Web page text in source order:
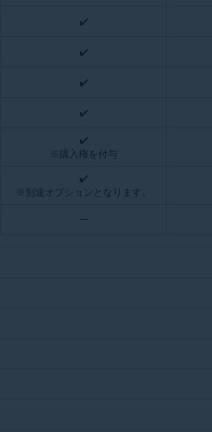
✔️️️️
✔️️️️
✔️️️️
✔️️️️
✔️️️️
※購入権︎︎を付与
✔️️️
※別途オプションとなります。
ー